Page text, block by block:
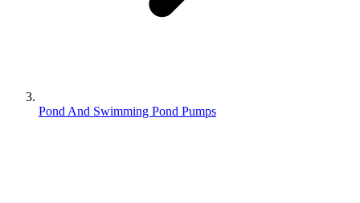
Pond And Swimming Pond Pumps